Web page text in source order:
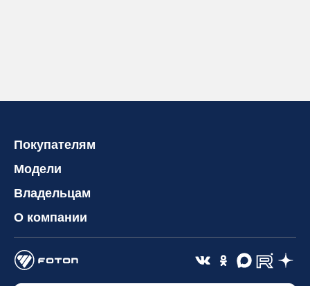
Покупателям
Модели
Владельцам
О компании